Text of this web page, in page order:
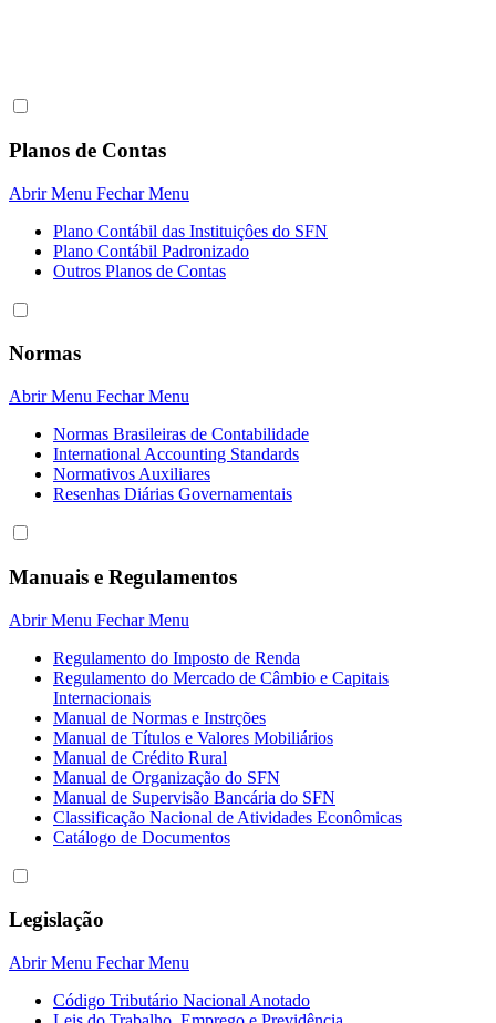
Planos de Contas
Abrir Menu Fechar Menu
Plano Contábil das Instituiçôes do SFN
Plano Contábil Padronizado
Outros Planos de Contas
Normas
Abrir Menu Fechar Menu
Normas Brasileiras de Contabilidade
International Accounting Standards
Normativos Auxiliares
Resenhas Diárias Governamentais
Manuais e Regulamentos
Abrir Menu Fechar Menu
Regulamento do Imposto de Renda
Regulamento do Mercado de Câmbio e Capitais
Internacionais
Manual de Normas e Instrções
Manual de Títulos e Valores Mobiliários
Manual de Crédito Rural
Manual de Organização do SFN
Manual de Supervisão Bancária do SFN
Classificação Nacional de Atividades Econômicas
Catálogo de Documentos
Legislação
Abrir Menu Fechar Menu
Código Tributário Nacional Anotado